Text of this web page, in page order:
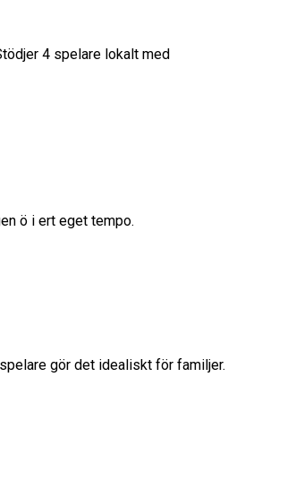
4 spelare lokalt med
ö i ert eget tempo.
gör det idealiskt för familjer.